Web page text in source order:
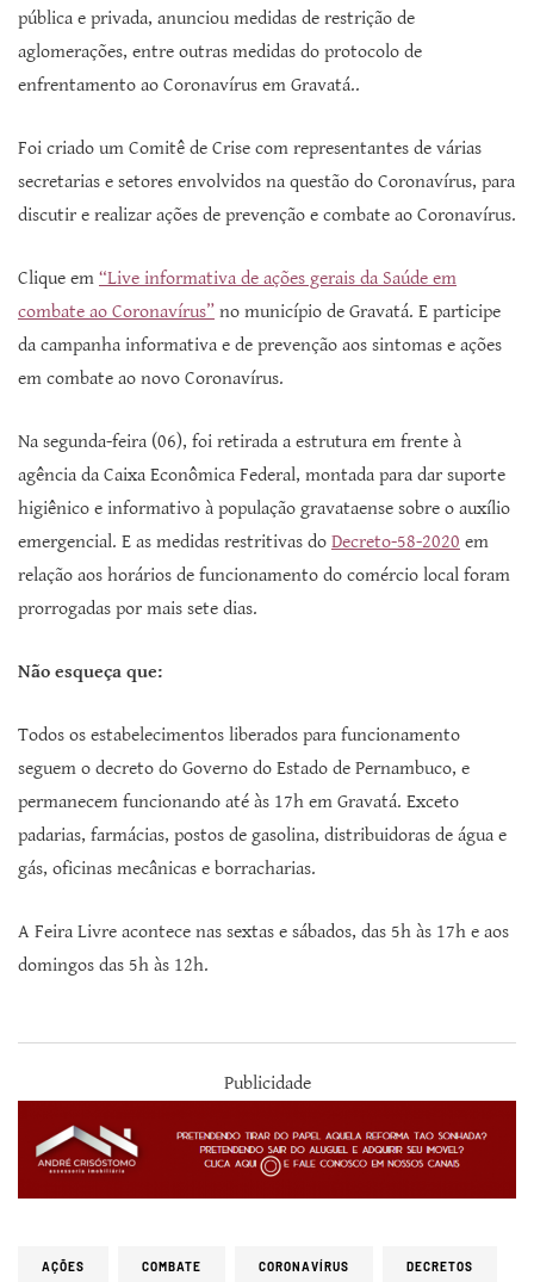
pública e privada, anunciou medidas de restrição de
aglomerações, entre outras medidas do protocolo de
enfrentamento ao Coronavírus em Gravatá..
Foi criado um Comitê de Crise com representantes de várias
secretarias e setores envolvidos na questão do Coronavírus, para
discutir e realizar ações de prevenção e combate ao Coronavírus.
Clique em “Live informativa de ações gerais da Saúde em
combate ao Coronavírus” no município de Gravatá. E participe
da campanha informativa e de prevenção aos sintomas e ações
em combate ao novo Coronavírus.
Na segunda-feira (06), foi retirada a estrutura em frente à
agência da Caixa Econômica Federal, montada para dar suporte
higiênico e informativo à população gravataense sobre o auxílio
emergencial. E as medidas restritivas do Decreto-58-2020 em
relação aos horários de funcionamento do comércio local foram
prorrogadas por mais sete dias.
Não esqueça que:
Todos os estabelecimentos liberados para funcionamento
seguem o decreto do Governo do Estado de Pernambuco, e
permanecem funcionando até às 17h em Gravatá. Exceto
padarias, farmácias, postos de gasolina, distribuidoras de água e
gás, oficinas mecânicas e borracharias.
A Feira Livre acontece nas sextas e sábados, das 5h às 17h e aos
domingos das 5h às 12h.
Publicidade
AÇÕES COMBATE CORONAVÍRUS DECRETOS